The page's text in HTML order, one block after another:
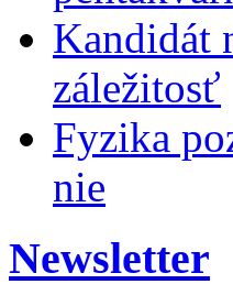
Kandidát
záležitosť
Fyzika
nie
Newsletter